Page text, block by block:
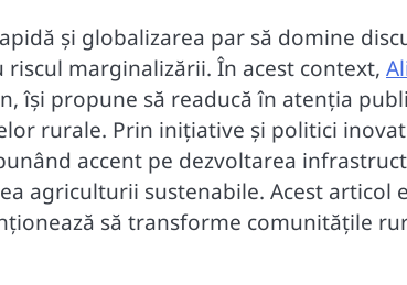
și globalizarea par să domine
marginalizării. În acest context,
își propune să readucă în atenția
rurale. Prin inițiative și politici
accent pe dezvoltarea
agriculturii sustenabile. Acest articol
să transforme comunitățile